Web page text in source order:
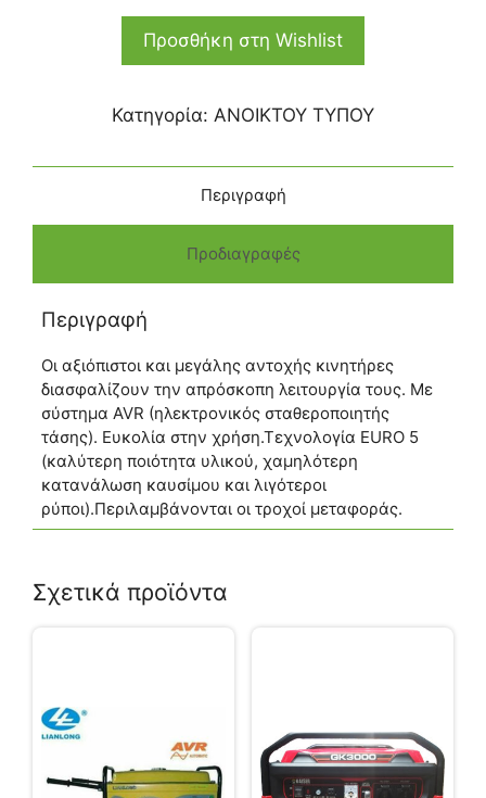
Προσθήκη στη Wishlist
Κατηγορία: ΑΝΟΙΚΤΟΥ ΤΥΠΟΥ
Περιγραφή
Προδιαγραφές
Περιγραφή
Οι αξιόπιστοι και μεγάλης αντοχής κινητήρες
διασφαλίζουν την απρόσκοπη λειτουργία τους. Με
σύστημα AVR (ηλεκτρονικός σταθεροποιητής
τάσης). Ευκολία στην χρήση.Τεχνολογία EURO 5
(καλύτερη ποιότητα υλικού, χαμηλότερη
κατανάλωση καυσίμου και λιγότεροι
ρύποι).Περιλαμβάνονται οι τροχοί μεταφοράς.
Σχετικά προϊόντα